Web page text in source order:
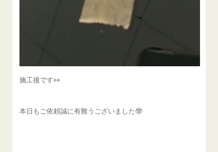
施工後です👀
本日もご依頼誠に有難うございました🤓